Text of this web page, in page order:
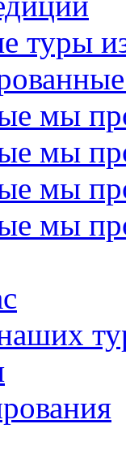
туры
мы
мы
мы
мы